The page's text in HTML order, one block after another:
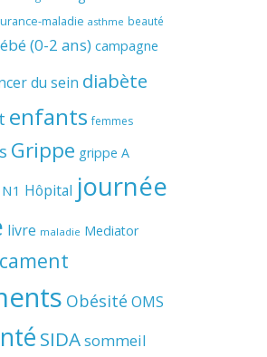
maladie asthme beauté
(0-2 ans) campagne
du sein diabète
enfants femmes
Grippe grippe A
Hôpital journée
livre maladie Mediator
Obésité OMS
SIDAsommeil